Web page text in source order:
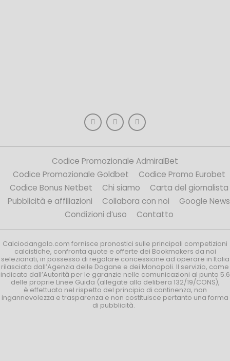
Codice Promozionale AdmiralBet
Codice Promozionale Goldbet
Codice Promo Eurobet
Codice Bonus Netbet
Chi siamo
Carta del giornalista
Pubblicità e affiliazioni
Collabora con noi
Google News
Condizioni d’uso
Contatto
Calciodangolo.com fornisce pronostici sulle principali competizioni
calcistiche, confronta quote e offerte dei Bookmakers da noi
selezionati, in possesso di regolare concessione ad operare in Italia
rilasciata dall’Agenzia delle Dogane e dei Monopoli. Il servizio, come
indicato dall’Autorità per le garanzie nelle comunicazioni al punto 5.6
delle proprie Linee Guida (allegate alla delibera 132/19/CONS),
è effettuato nel rispetto del principio di continenza, non
ingannevolezza e trasparenza e non costituisce pertanto una forma
di pubblicità.